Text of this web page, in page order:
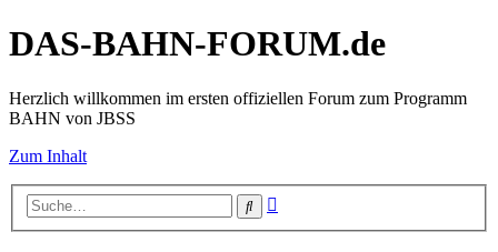
DAS-BAHN-FORUM.de
Herzlich willkommen im ersten offiziellen Forum zum Programm
BAHN von JBSS
Zum Inhalt
Suche